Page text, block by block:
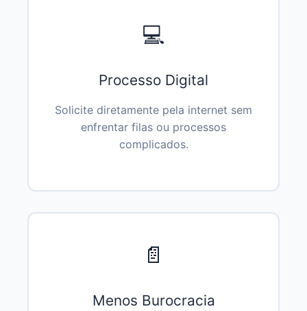
💻
Processo Digital
Solicite diretamente pela internet sem
enfrentar filas ou processos
complicados.
📄
Menos Burocracia